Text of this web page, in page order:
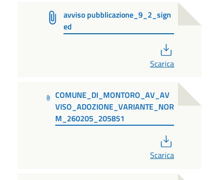
avviso pubblicazione_9_2_sign
ed
Scarica
COMUNE_DI_MONTORO_AV_AV
VISO_ADOZIONE_VARIANTE_NOR
M_260205_205851
Scarica